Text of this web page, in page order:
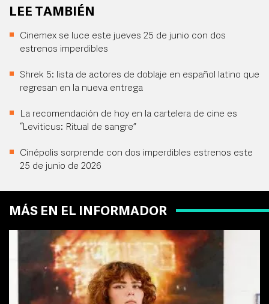
LEE TAMBIÉN
Cinemex se luce este jueves 25 de junio con dos
estrenos imperdibles
Shrek 5: lista de actores de doblaje en español latino que
regresan en la nueva entrega
La recomendación de hoy en la cartelera de cine es
“Leviticus: Ritual de sangre”
Cinépolis sorprende con dos imperdibles estrenos este
25 de junio de 2026
MÁS EN EL INFORMADOR